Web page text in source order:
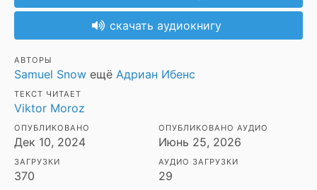
скачать аудиокнигу
АВТОРЫ
Samuel Snow ещё Адриан Ибенс
ТЕКСТ ЧИТАЕТ
Viktor Moroz
ОПУБЛИКОВАНО
Дек 10, 2024
ОПУБЛИКОВАНО АУДИО
Июнь 25, 2026
ЗАГРУЗКИ
370
АУДИО ЗАГРУЗКИ
29